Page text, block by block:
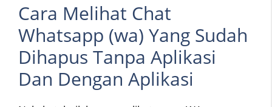
Cara Melihat Chat
Whatsapp (wa) Yang Sudah
Dihapus Tanpa Aplikasi
Dan Dengan Aplikasi